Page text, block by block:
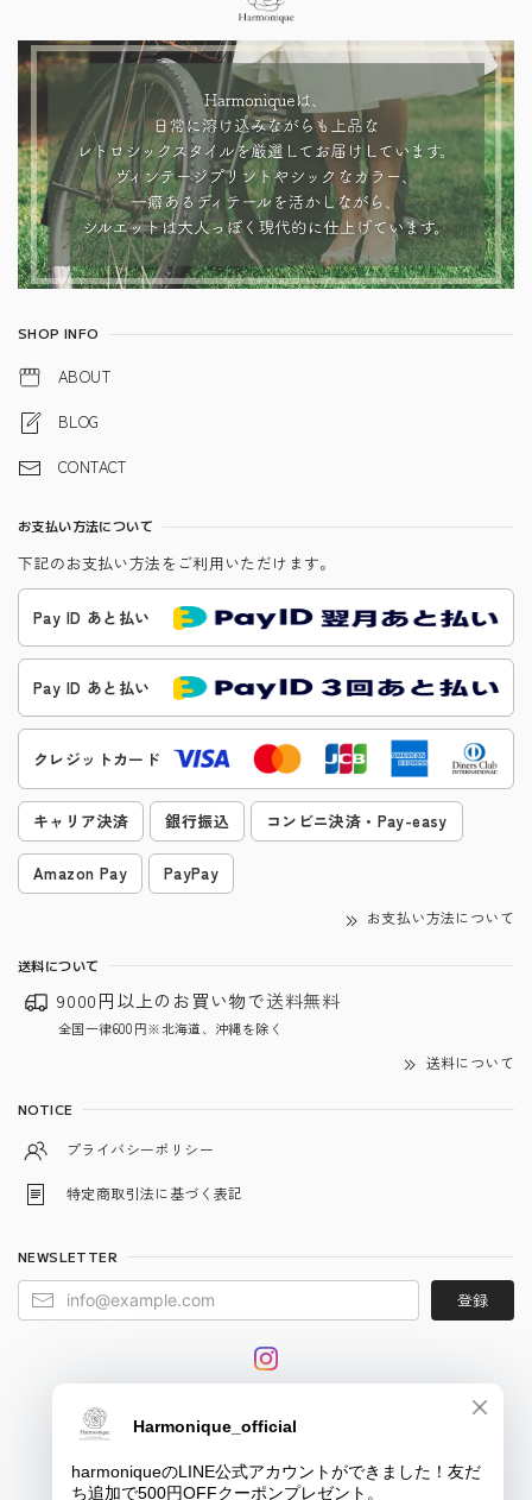
SHOP INFO
ABOUT
BLOG
CONTACT
お支払い方法について
下記のお支払い方法をご利用いただけます。
Pay ID あと払い
Pay ID あと払い
クレジットカード
キャリア決済 銀行振込 コンビニ決済・Pay-easy
Amazon Pay PayPay
お支払い方法について
送料について
9000円以上のお買い物で送料無料
全国一律600円※北海道、沖縄を除く
送料について
NOTICE
プライバシーポリシー
特定商取引法に基づく表記
NEWSLETTER
登録
© harmonique